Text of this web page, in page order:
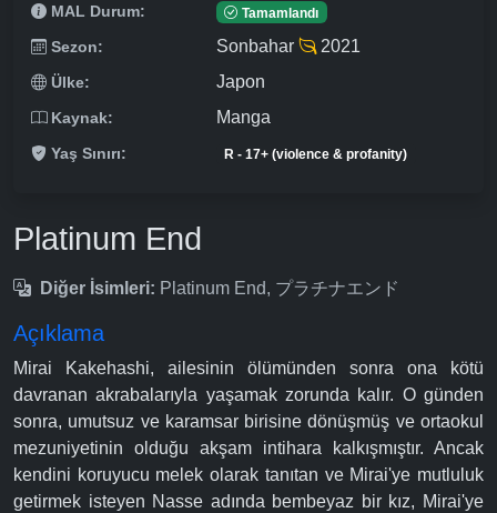
MAL Durum: Tamamlandı
Sezon: Sonbahar 2021
Ülke: Japon
Kaynak: Manga
Yaş Sınırı: R - 17+ (violence & profanity)
Platinum End
Diğer İsimleri: Platinum End, プラチナエンド
Açıklama
Mirai Kakehashi, ailesinin ölümünden sonra ona kötü
davranan akrabalarıyla yaşamak zorunda kalır. O günden
sonra, umutsuz ve karamsar birisine dönüşmüş ve ortaokul
mezuniyetinin olduğu akşam intihara kalkışmıştır. Ancak
kendini koruyucu melek olarak tanıtan ve Mirai'ye mutluluk
getirmek isteyen Nasse adında bembeyaz bir kız, Mirai'ye